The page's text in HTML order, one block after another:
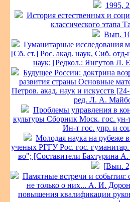
1995,
История естественных и
классического этапа
Вып.
Гуманитарные исследования
[Сб. ст.] Рос. акад. наук, Сиб.
наук; [Редкол.: Янгутов Л.
Будущее России: доктрина
развития страны Основные
Петров. акад. наук и искусств
ред. Л. А.
Проблемы управления в
культуры Сборник Моск. гос.
Ин-т гос. упр. и
Молодая наука на рубеже
ученых РГГУ Рос. гос.
во"; [Составители Бахтурина
[Вып.
Памятные встречи и события:
не только о них... А. И.
повышения квалификации